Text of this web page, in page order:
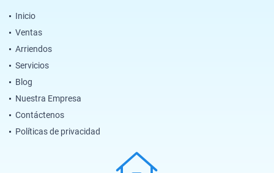
Inicio
Ventas
Arriendos
Servicios
Blog
Nuestra Empresa
Contáctenos
Políticas de privacidad